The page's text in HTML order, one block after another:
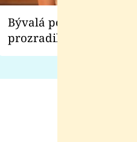
Bývalá pornoherečka
prozradila, co ji
natáčení Euforie.